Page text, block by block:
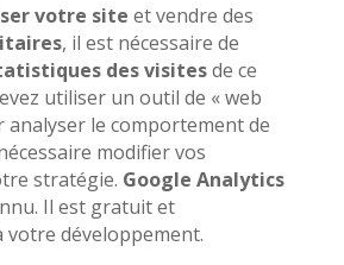
votre site et vendre des
, il est nécessaire de
des visitesde ce
utiliser un outil de « web
analyser le comportement de
modifier vos
stratégie. Google Analytics
Il est gratuit et
votre développement.